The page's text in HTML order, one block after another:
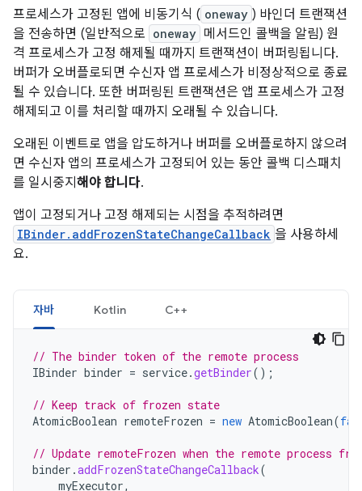
프로세스가 고정된 앱에 비동기식 ( oneway ) 바인더 트랜잭션
을 전송하면 (일반적으로 oneway 메서드인 콜백을 알림) 원
격 프로세스가 고정 해제될 때까지 트랜잭션이 버퍼링됩니다.
버퍼가 오버플로되면 수신자 앱 프로세스가 비정상적으로 종료
될 수 있습니다. 또한 버퍼링된 트랜잭션은 앱 프로세스가 고정
해제되고 이를 처리할 때까지 오래될 수 있습니다.
오래된 이벤트로 앱을 압도하거나 버퍼를 오버플로하지 않으려
면 수신자 앱의 프로세스가 고정되어 있는 동안 콜백 디스패치
를 일시중지 해야 합니다.
앱이 고정되거나 고정 해제되는 시점을 추적하려면
IBinder.addFrozenStateChangeCallback 을 사용하세
요.
자바 Kotlin C++
// The binder token of the remote process
IBinder binder = service.getBinder();
// Keep track of frozen state
AtomicBoolean remoteFrozen = new AtomicBoolean(
// Update remoteFrozen when the remote process
binder .addFrozenStateChangeCallback(
myExecutor,